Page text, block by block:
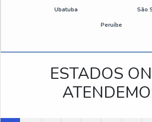
Spray desmoldante onde
Aditivo floculante
Ubatuba São
Peruíbe
ESTADOS